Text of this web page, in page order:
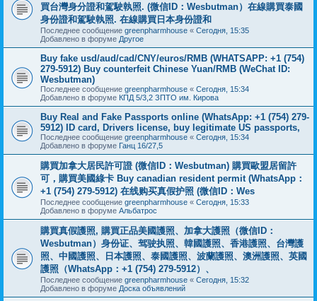
買台灣身分證和駕駛執照. (微信ID：Wesbutman）在線購買泰國
身份證和駕駛執照. 在線購買日本身份證和
Последнее сообщение greenpharmhouse « Сегодня, 15:35
Добавлено в форуме Другое
Buy fake usd/aud/cad/CNY/euros/RMB (WHATSAPP: +1 (754)
279-5912) Buy counterfeit Chinese Yuan/RMB (WeChat ID:
Wesbutman)
Последнее сообщение greenpharmhouse « Сегодня, 15:34
Добавлено в форуме КПД 5/3,2 ЗПТО им. Кирова
Buy Real and Fake Passports online (WhatsApp: +1 (754) 279-
5912) ID card, Drivers license, buy legitimate US passports,
Последнее сообщение greenpharmhouse « Сегодня, 15:34
Добавлено в форуме Ганц 16/27,5
購買加拿大居民許可證 (微信ID：Wesbutman) 購買歐盟居留許
可，購買美國綠卡 Buy canadian resident permit (WhatsApp：
+1 (754) 279-5912) 在线购买真假护照 (微信ID：Wes
Последнее сообщение greenpharmhouse « Сегодня, 15:33
Добавлено в форуме Альбатрос
購買真假護照, 購買正品美國護照、加拿大護照（微信ID：
Wesbutman）身份证、驾驶执照、韓國護照、香港護照、台灣護
照、中國護照、日本護照、泰國護照、波蘭護照、澳洲護照、英國
護照（WhatsApp：+1 (754) 279-5912）、
Последнее сообщение greenpharmhouse « Сегодня, 15:32
Добавлено в форуме Доска объявлений